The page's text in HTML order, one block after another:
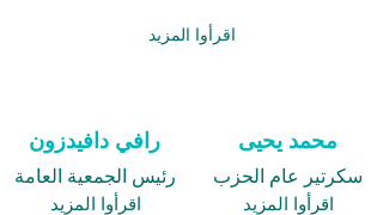
اقرأوا المزيد
رافي دافيدزون
رئيس الجمعية العامة
اقرأوا المزيد
محمد يحيى
سكرتير عام الحزب
اقرأوا المزيد